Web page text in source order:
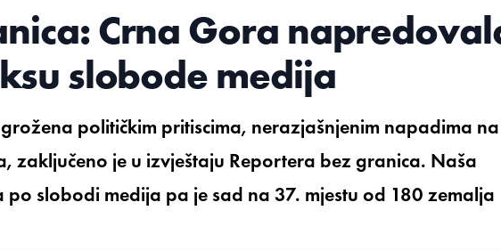
Crna Gora
slobode medija
političkim pritiscima, nerazjašnjenim napadima na
zaključeno je u izvještaju Reportera bez granica. Naša
po slobodi medija pa je sad na 37. mjestu od 180 zemalja